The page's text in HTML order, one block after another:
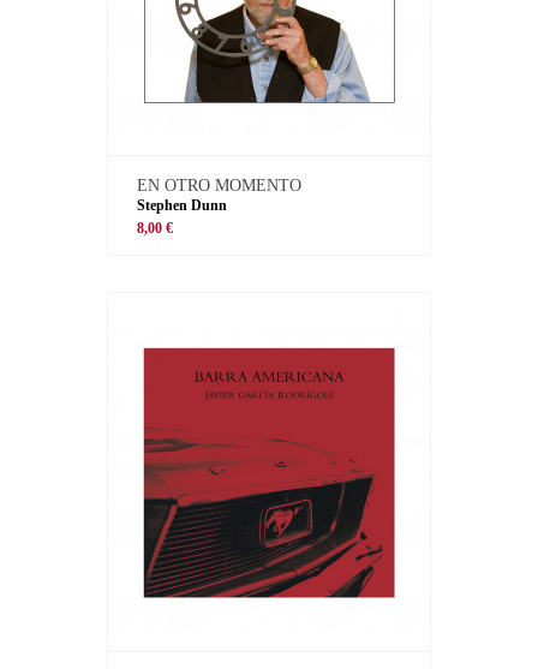
EN OTRO MOMENTO
Stephen Dunn
8,00 €